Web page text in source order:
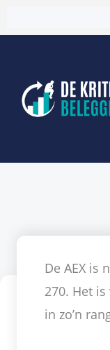
naar
inhoud
De AEX is
270. Het
in zo’n